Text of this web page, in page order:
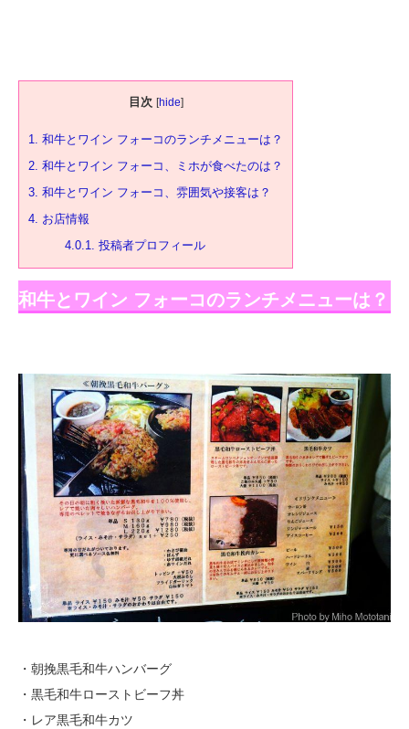
目次 [hide]
1. 和牛とワイン フォーコのランチメニューは？
2. 和牛とワイン フォーコ、ミホが食べたのは？
3. 和牛とワイン フォーコ、雰囲気や接客は？
4. お店情報
4.0.1. 投稿者プロフィール
和牛とワイン フォーコのランチメニューは？
・朝挽黒毛和牛ハンバーグ
・黒毛和牛ローストビーフ丼
・レア黒毛和牛カツ